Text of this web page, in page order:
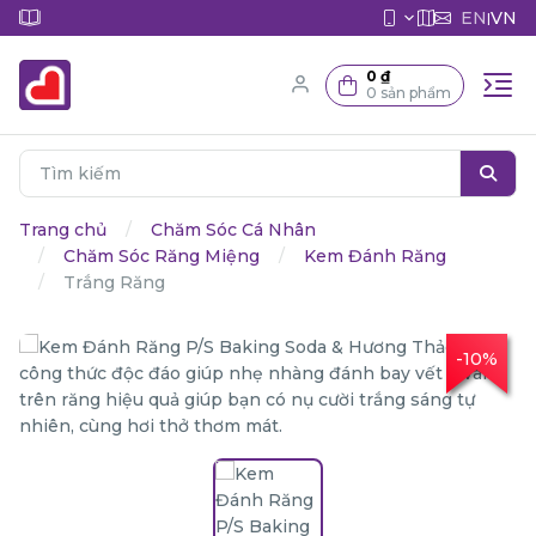
EN|VN
0 ₫
0 sản phẩm
Trang chủ
Chăm Sóc Cá Nhân
Chăm Sóc Răng Miệng
Kem Đánh Răng
Trắng Răng
-10%